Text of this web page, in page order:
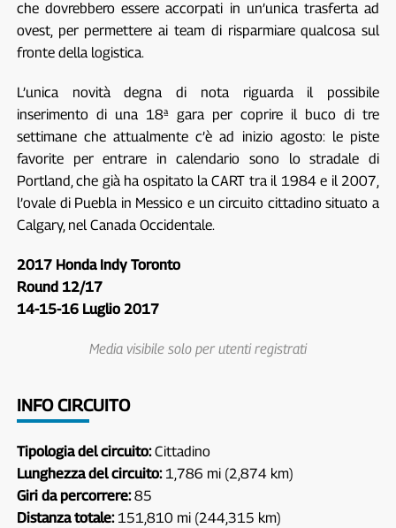
che dovrebbero essere accorpati in un’unica trasferta ad
ovest, per permettere ai team di risparmiare qualcosa sul
fronte della logistica.
L’unica novità degna di nota riguarda il possibile
inserimento di una 18ª gara per coprire il buco di tre
settimane che attualmente c’è ad inizio agosto: le piste
favorite per entrare in calendario sono lo stradale di
Portland, che già ha ospitato la CART tra il 1984 e il 2007,
l’ovale di Puebla in Messico e un circuito cittadino situato a
Calgary, nel Canada Occidentale.
2017 Honda Indy Toronto
Round 12/17
14-15-16 Luglio 2017
Media visibile solo per utenti registrati
INFO CIRCUITO
Tipologia del circuito:Cittadino
Lunghezza del circuito:1,786 mi (2,874 km)
Giri da percorrere:85
Distanza totale:151,810 mi (244,315 km)